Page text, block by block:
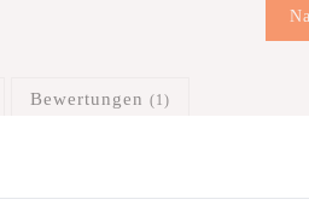
Bewertungen (1)